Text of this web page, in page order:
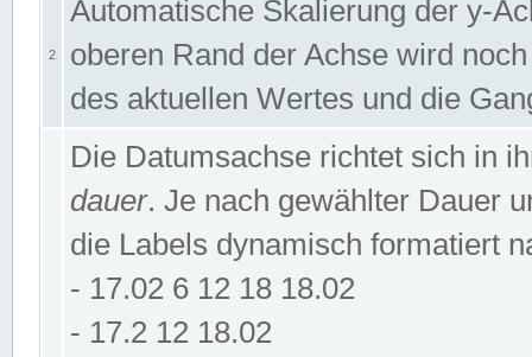
2
Automatische Skalierung der y-
oberen Rand der Achse wird
des aktuellen Wertes und die
Die Datumsachse richtet sich in
dauer. Je nach gewählter Dauer
die Labels dynamisch formatiert
- 17.02 6 12 18 18.02
- 17.2 12 18.02